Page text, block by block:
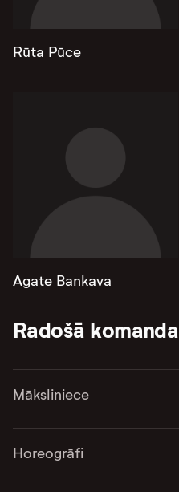
Rūta Pūce
Agate Bankava
Radošā komanda
Māksliniece
Horeogrāfi